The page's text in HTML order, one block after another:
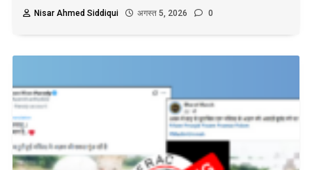
Nisar Ahmed Siddiqui
अगस्त 5, 2026 0